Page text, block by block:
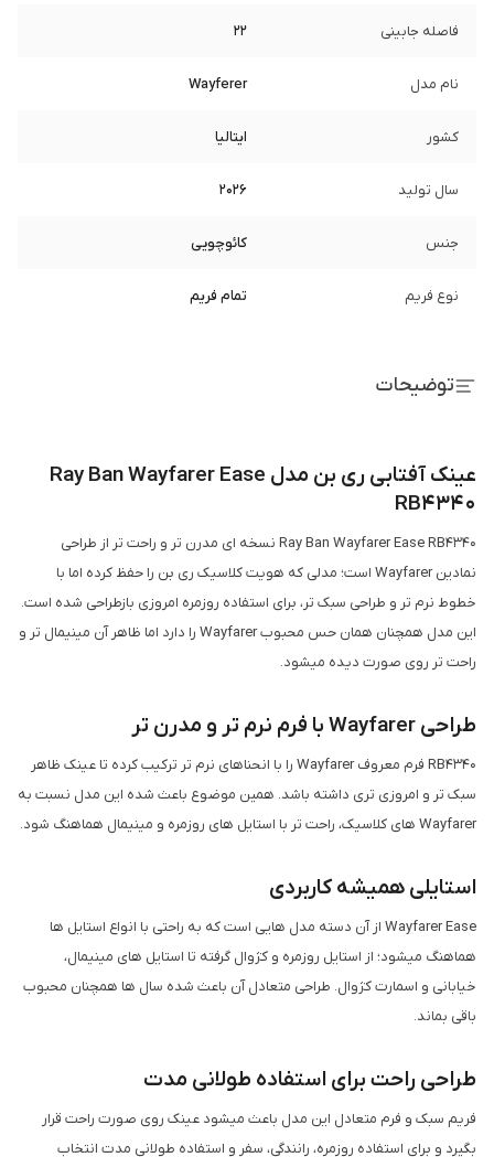
فاصله جابینی 22
نام مدل Wayferer
کشور ایتالیا
سال تولید 2026
جنس کائوچویی
نوع فریم تمام فریم
توضیحات
عینک آفتابی ری بن مدل Ray Ban Wayfarer Ease
RB4340
Ray Ban Wayfarer Ease RB4340 نسخه ای مدرن تر و راحت تر از طراحی
نمادین Wayfarer است؛ مدلی که هویت کلاسیک ری بن را حفظ کرده اما با
خطوط نرم تر و طراحی سبک تر، برای استفاده روزمره امروزی بازطراحی شده است.
این مدل همچنان همان حس محبوب Wayfarer را دارد اما ظاهر آن مینیمال تر و
راحت تر روی صورت دیده میشود.
طراحی Wayfarer با فرم نرم تر و مدرن تر
RB4340 فرم معروف Wayfarer را با انحناهای نرم تر ترکیب کرده تا عینک ظاهر
سبک تر و امروزی تری داشته باشد. همین موضوع باعث شده این مدل نسبت به
Wayfarer های کلاسیک، راحت تر با استایل های روزمره و مینیمال هماهنگ شود.
استایلی همیشه کاربردی
Wayfarer Ease از آن دسته مدل هایی است که به راحتی با انواع استایل ها
هماهنگ میشود؛ از استایل روزمره و کژوال گرفته تا استایل های مینیمال،
خیابانی و اسمارت کژوال. طراحی متعادل آن باعث شده سال ها همچنان محبوب
باقی بماند.
طراحی راحت برای استفاده طولانی مدت
فریم سبک و فرم متعادل این مدل باعث میشود عینک روی صورت راحت قرار
بگیرد و برای استفاده روزمره، رانندگی، سفر و استفاده طولانی مدت انتخاب